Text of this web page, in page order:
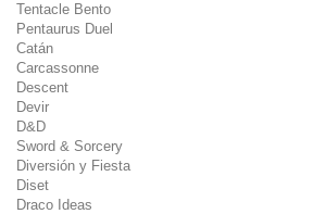
Tentacle Bento
Pentaurus Duel
Catán
Carcassonne
Descent
Devir
D&D
Sword & Sorcery
Diversión y Fiesta
Diset
Draco Ideas